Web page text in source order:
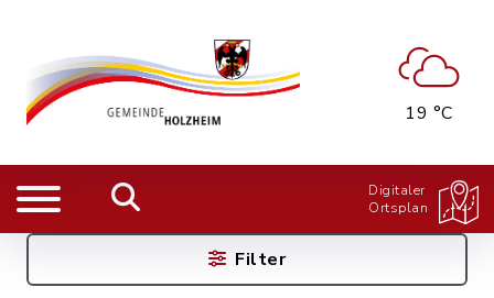
19 °C
Digitaler
Ortsplan
Filter